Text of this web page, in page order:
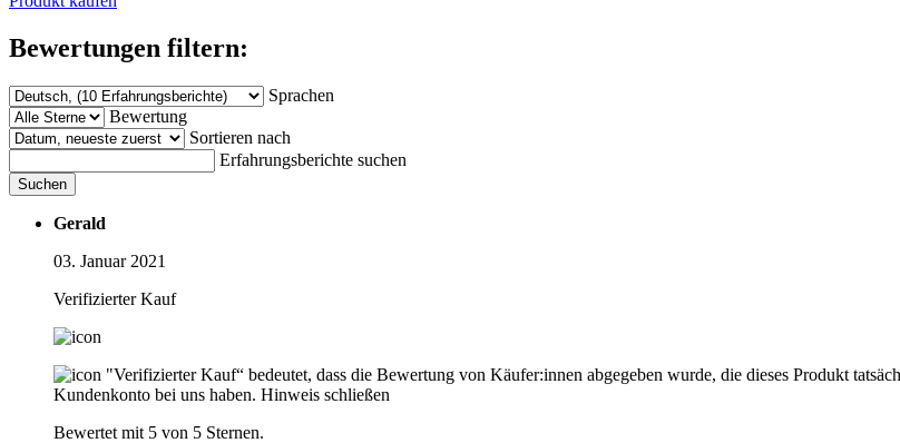
Bewertungen filtern:
Sprachen
Bewertung
Sortieren nach
Erfahrungsberichte suchen
Suchen
Gerald
03. Januar 2021
Verifizierter Kauf
"Verifizierter Kauf“ bedeutet, dass die Bewertung von Käufer:innen abgegeben wurde, die dieses Produkt
Kundenkonto bei uns haben. Hinweis schließen
Bewertet mit 5 von 5 Sternen.